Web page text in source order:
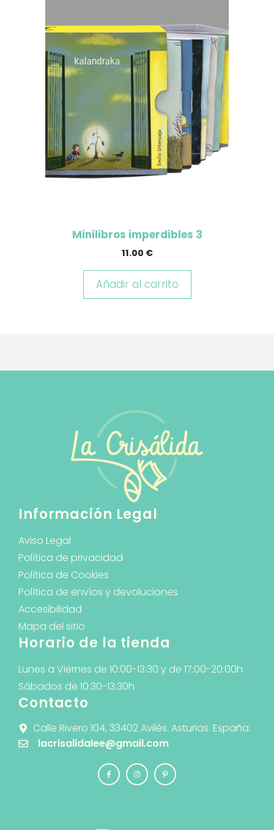
Minilibros imperdibles 3
11.00 €
Añadir al carrito
Información Legal
Aviso Legal
Política de privacidad
Política de Cookies
Política de envíos y devoluciones
Accesibilidad
Mapa del sitio
Horario de la tienda
Lunes a Viernes de 10:00-13:30 y de 17:00-20:00h
Sábados de 10:30-13:30h
Contacto
Calle Rivero 104, 33402 Avilés. Asturias. España.
lacrisalidalee@gmail.com